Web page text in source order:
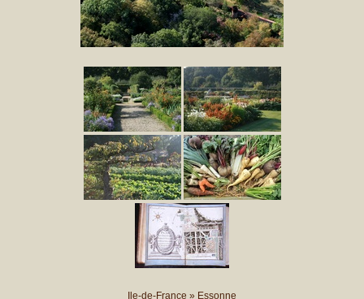
Ile-de-France » Essonne